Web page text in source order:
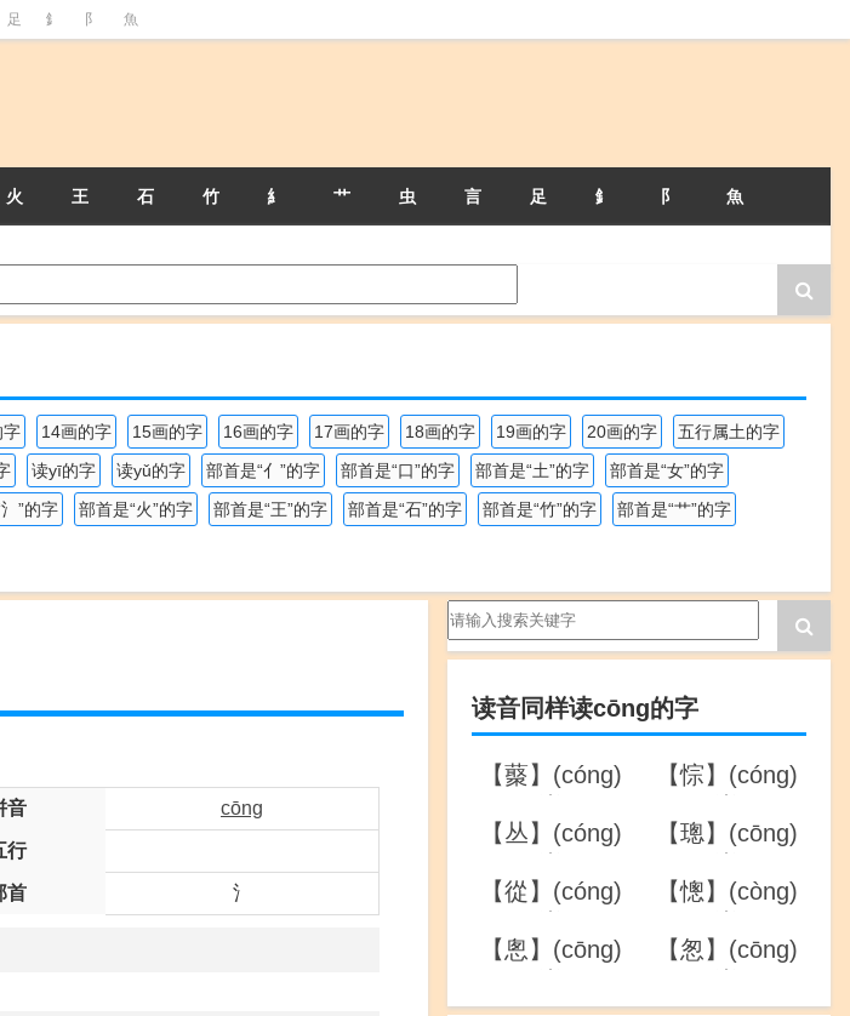
足 釒 阝 魚
火 王 石 竹 糹 艹 虫 言 足 釒 阝 魚
字 14画的字 15画的字 16画的字 17画的字 18画的字 19画的字 20画的字
五行属土的字
读yī的字 读yǔ的字 部首是“亻”的字 部首是“口”的字 部首是“土”的字
部首是“女”的字
”的字 部首是“火”的字 部首是“王”的字 部首是“石”的字 部首是“竹”的字
部首是“艹”的字
音 cōng
行
首 氵
读音同样读cōng的字
【藂】(cóng)
【悰】(cóng)
【丛】(cóng)
【璁】(cōng)
【從】(cóng)
【憁】(còng)
【悤】(cōng)
【怱】(cōng)